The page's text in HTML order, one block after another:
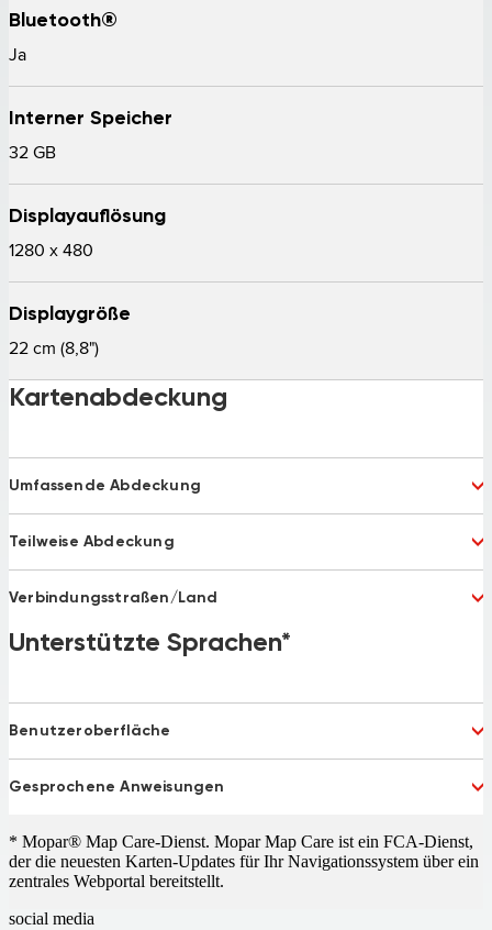
Bluetooth®
Ja
Interner Speicher
32 GB
Displayauflösung
1280 x 480
Displaygröße
22 cm (8,8")
Kartenabdeckung
Umfassende Abdeckung
Argentina
Austria
Bahrain
Belgium
China
Columbia
Estonia
Finland
France
Germany
Gibraltar
Greece
Ireland
Liechtenstein
Lithuania
Luxembourg
Macedonia 77%
Malta
Moldova 52%
Teilweise Abdeckung
Montenegro
Verbindungsstraßen/Land
Belarus
Bosnia and Herzegovina
Unterstützte Sprachen*
Benutzeroberfläche
German
Russian
Spanish
Turkish
UK English
Gesprochene Anweisungen
German
Italian
Polish
Portuguese
Russian
Turkish
* Mopar® Map Care-Dienst. Mopar Map Care ist ein FCA-Dienst,
der die neuesten Karten-Updates für Ihr Navigationssystem über ein
zentrales Webportal bereitstellt.
social media